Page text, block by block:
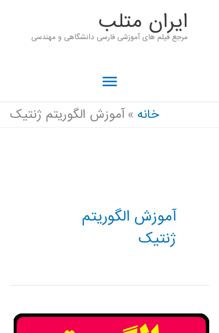
ايران متلب
مرجع فیلم های آموزشی فارسی دانشگاهی و مهندسی
فهرست
اصلی
خانه آموزش الگوریتم ژنتیک
آموزش الگوریتم
ژنتیک